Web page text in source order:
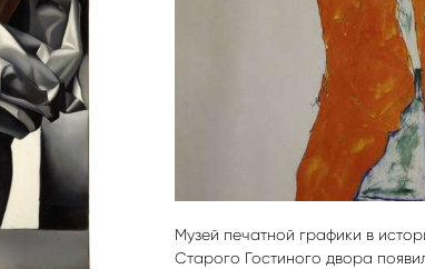
Музей печатной графики в
Старого Гостиного двора